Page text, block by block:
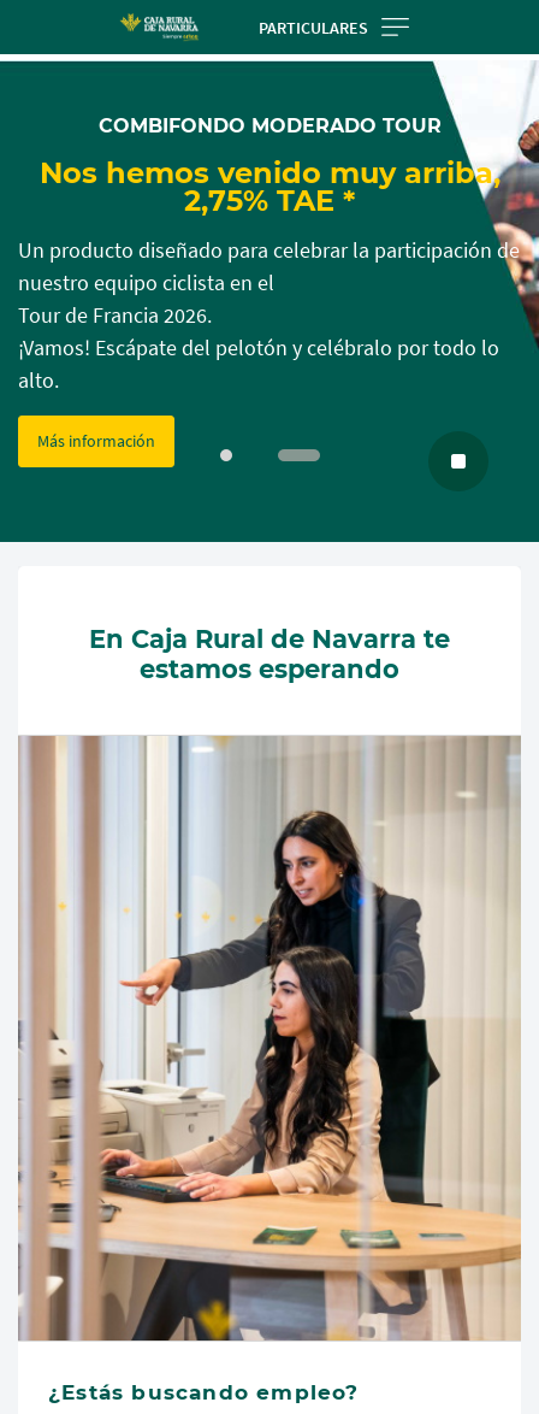
PARTICULARES
favor
espere...
espere...
COMBIFONDO MODERADO TOUR
Nos hemos venido muy arriba,
2,75% TAE *
Un producto diseñado para celebrar la participación de
nuestro equipo ciclista en el
Tour de Francia 2026.
¡Vamos! Escápate del pelotón y celébralo por todo lo
alto.
Más información
En Caja Rural de Navarra te
estamos esperando
¿Estás buscando empleo?